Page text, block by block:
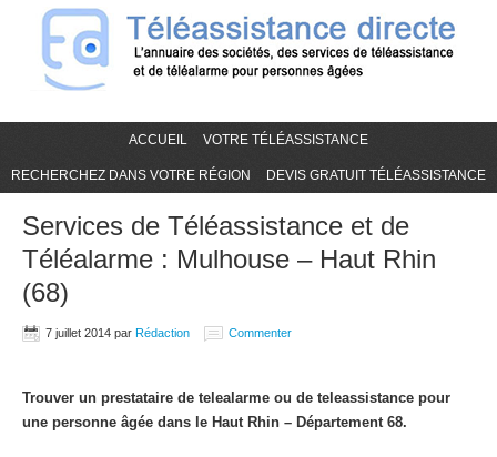
ACCUEIL VOTRE TÉLÉASSISTANCE
RECHERCHEZ DANS VOTRE RÉGION DEVIS GRATUIT TÉLÉASSISTANCE
Services de Téléassistance et de
Téléalarme : Mulhouse – Haut Rhin
(68)
7 juillet 2014 par Rédaction Commenter
Trouver un prestataire de telealarme ou de teleassistance pour
une personne âgée dans le Haut Rhin – Département 68.